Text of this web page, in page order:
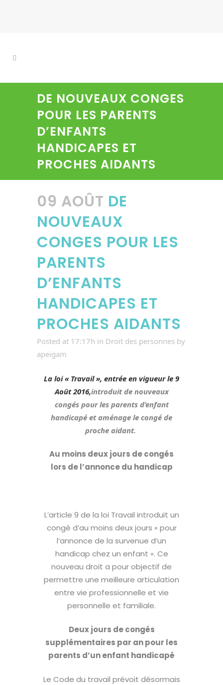
DE NOUVEAUX CONGES
POUR LES PARENTS
D’ENFANTS
HANDICAPES ET
PROCHES AIDANTS
09 AOÛT DE
NOUVEAUX
CONGES POUR LES
PARENTS
D’ENFANTS
HANDICAPES ET
PROCHES AIDANTS
Posted at 17:17h in Droit des personnes by
apeigam
La loi « Travail », entrée en vigueur le 9
Août 2016,introduit de nouveaux
congés pour les parents d’enfant
handicapé et aménage le congé de
proche aidant.
Au moins deux jours de congés
lors de l’annonce du handicap
L’article 9 de la loi Travail introduit un
congé d’au moins deux jours « pour
l’annonce de la survenue d’un
handicap chez un enfant ». Ce
nouveau droit a pour objectif de
permettre une meilleure articulation
entre vie professionnelle et vie
personnelle et familiale.
Deux jours de congés
supplémentaires par an pour les
parents d’un enfant handicapé
Le Code du travail prévoit désormais